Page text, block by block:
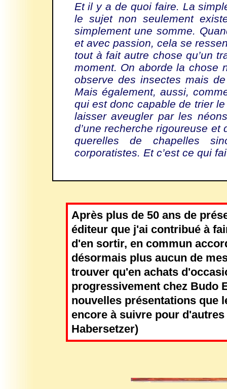
Et il y a de quoi faire. La
le sujet non seulement
simplement une somme.
et avec passion, cela se
tout à fait autre chose qu’un
moment. On aborde la chose
observe des insectes mais
Mais également, aussi,
qui est donc capable de trier
laisser aveugler par les
d’une recherche rigoureuse
querelles de chapelles
corporatistes. Et c’est ce qui
Après plus de 50 ans de
éditeur que j'ai contribué à
d'en sortir, en commun
désormais plus aucun de
trouver qu'en achats
progressivement chez Budo
nouvelles présentations que
encore à suivre pour
Habersetzer)